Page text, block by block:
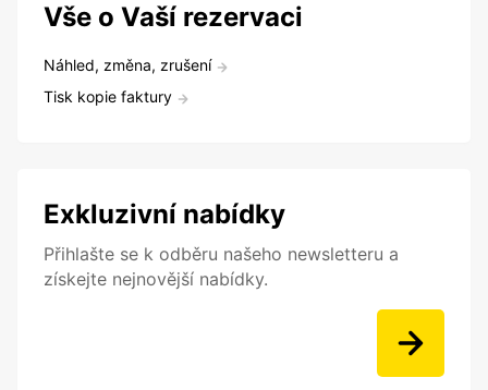
Vše o Vaší rezervaci
Náhled, změna, zrušení
Tisk kopie faktury
Exkluzivní nabídky
Přihlašte se k odběru našeho newsletteru a
získejte nejnovější nabídky.